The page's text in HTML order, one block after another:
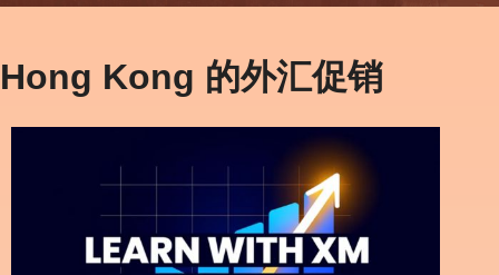
Hong Kong 的外汇促销